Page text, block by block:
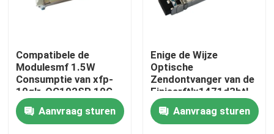
10G SFP-Module
Finisar Optische Zendontvanger
Compatibele de
Modulesmf 1.5W
Consumptie van xfp-
10glr-OC192SR 10G
SFP
Aanvraag sturen
Enige de Wijze
Optische
Zendontvanger van de
Finisarftlx1471d3btl
Iindustrial Module 10G
SFP Aanvraag sturen